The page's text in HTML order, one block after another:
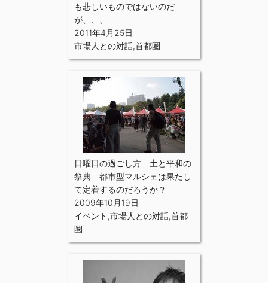
も悲しいものではないのだ
が、、、
2011年4月25日
市場人との対話,首都圏
日曜日の過ごし方 土と平和の
祭典 都市型マルシェは果たし
て定着するのだろうか？
2009年10月19日
イベント ,市場人との対話,首都
圏